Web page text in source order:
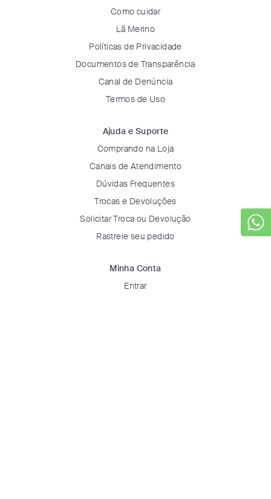
Como cuidar
Lã Merino
Políticas de Privacidade
Documentos de Transparência
Canal de Denúncia
Termos de Uso
Ajuda e Suporte
Comprando na Loja
Canais de Atendimento
Dúvidas Frequentes
Trocas e Devoluções
Solicitar Troca ou Devolução
Rastreie seu pedido
Minha Conta
Entrar